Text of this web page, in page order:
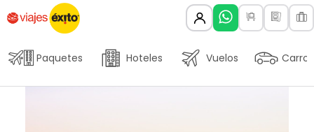
Paquetes Hoteles Vuelos Carros